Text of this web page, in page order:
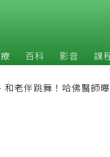
百科 影音 課
和老伴跳舞！哈佛醫師